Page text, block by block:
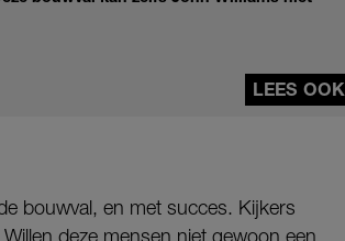
LEES OOK
bouwval, en met succes. Kijkers
deze mensen niet gewoon een